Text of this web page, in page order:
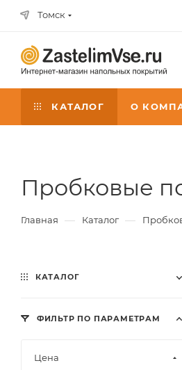
Томск
КАТАЛОГ О
Пробковые
Главная — Каталог —
КАТАЛОГ
ФИЛЬТР ПО ПАРАМЕТРАМ
Цена